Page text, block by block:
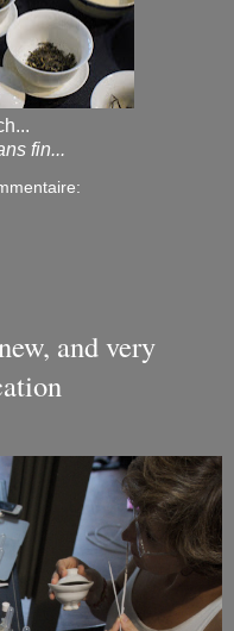
fin...
and very